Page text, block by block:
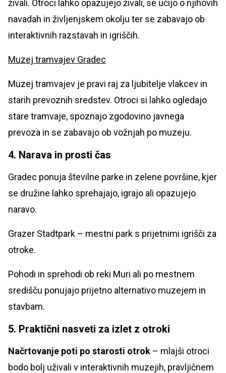
živali. Otroci lahko opazujejo živali, se učijo o njihovih
navadah in življenjskem okolju ter se zabavajo ob
interaktivnih razstavah in igriščih.
Muzej tramvajev Gradec
Muzej tramvajev je pravi raj za ljubitelje vlakcev in
starih prevoznih sredstev. Otroci si lahko ogledajo
stare tramvaje, spoznajo zgodovino javnega
prevoza in se zabavajo ob vožnjah po muzeju.
4. Narava in prosti čas
Gradec ponuja številne parke in zelene površine, kjer
se družine lahko sprehajajo, igrajo ali opazujejo
naravo.
Grazer Stadtpark – mestni park s prijetnimi igrišči za
otroke.
Pohodi in sprehodi ob reki Muri ali po mestnem
središču ponujajo prijetno alternativo muzejem in
stavbam.
5. Praktični nasveti za izlet z otroki
Načrtovanje poti po starosti otrok – mlajši otroci
bodo bolj uživali v interaktivnih muzejih, pravljičnem